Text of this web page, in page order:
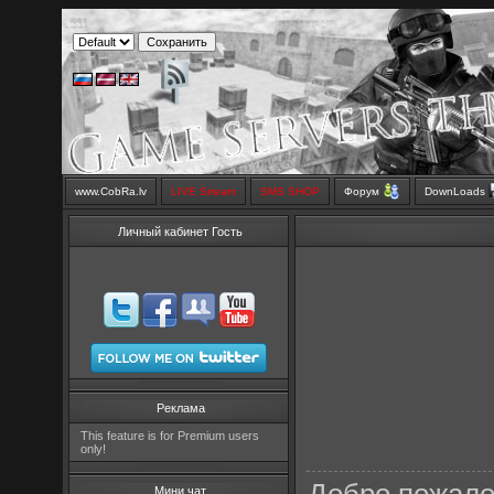
www.CobRa.lv LIVE Stream SMS SHOP Форум DownLoads
Личный кабинет Гость
Реклама
This feature is for Premium users
only!
Мини чат